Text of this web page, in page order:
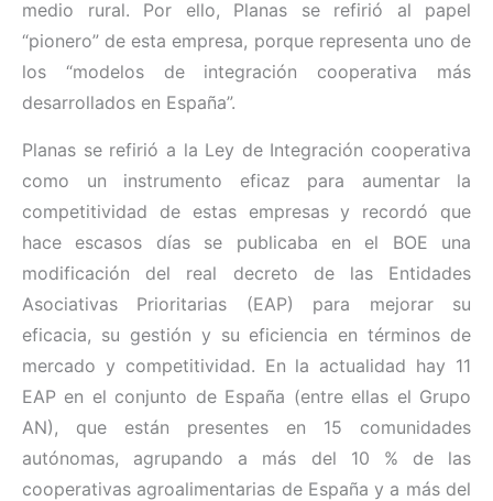
medio rural. Por ello, Planas se refirió al papel
“pionero” de esta empresa, porque representa uno de
los “modelos de integración cooperativa más
desarrollados en España”.
Planas se refirió a la Ley de Integración cooperativa
como un instrumento eficaz para aumentar la
competitividad de estas empresas y recordó que
hace escasos días se publicaba en el BOE una
modificación del real decreto de las Entidades
Asociativas Prioritarias (EAP) para mejorar su
eficacia, su gestión y su eficiencia en términos de
mercado y competitividad. En la actualidad hay 11
EAP en el conjunto de España (entre ellas el Grupo
AN), que están presentes en 15 comunidades
autónomas, agrupando a más del 10 % de las
cooperativas agroalimentarias de España y a más del